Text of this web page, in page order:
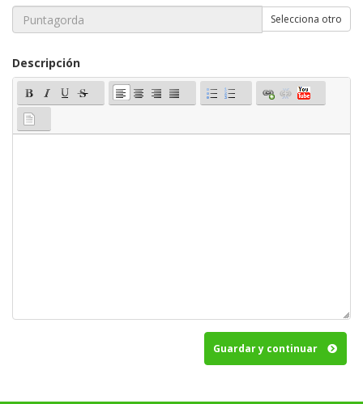
Selecciona otro
Descripción
Guardar y continuar